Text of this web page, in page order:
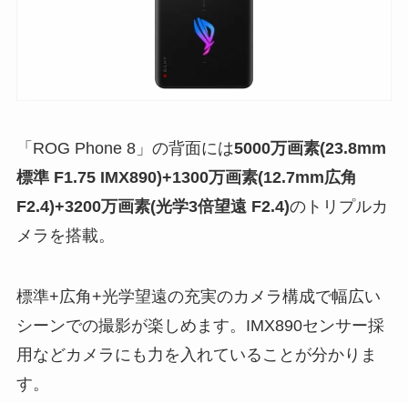
「ROG Phone 8」の背面には5000万画素(23.8mm
標準 F1.75 IMX890)+1300万画素(12.7mm広角
F2.4)+3200万画素(光学3倍望遠 F2.4)のトリプルカ
メラを搭載。
標準+広角+光学望遠の充実のカメラ構成で幅広い
シーンでの撮影が楽しめます。IMX890センサー採
用などカメラにも力を入れていることが分かりま
す。